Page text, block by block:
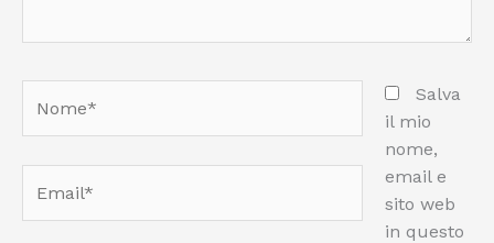
Salva
il mio
nome,
email e
sito web
in questo